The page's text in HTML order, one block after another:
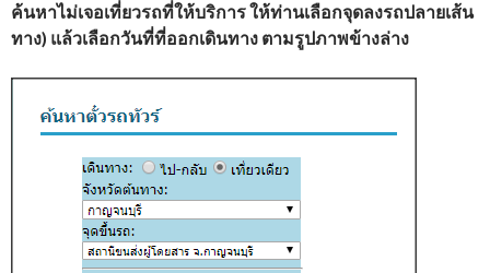
ค้นหาไม่เจอเที่ยวรถที่ให้บริการ ให้ท่านเลือกจุดลงรถปลายเส้น
ทาง) แล้วเลือกวันที่ที่ออกเดินทาง ตามรูปภาพข้างล่าง